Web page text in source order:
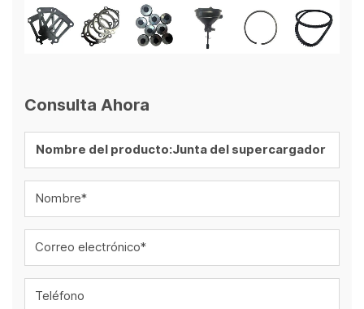
Consulta Ahora
Nombre*
Correo electrónico*
Teléfono